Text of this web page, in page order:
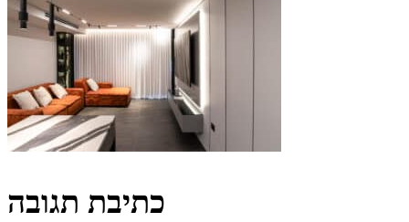
כתיבת תגובה